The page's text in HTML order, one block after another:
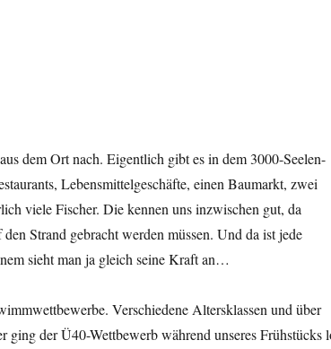
dem Ort nach. Eigentlich gibt es in dem 3000-Seelen-
Lebensmittelgeschäfte, einen Baumarkt, zwei
viele Fischer. Die kennen uns inzwischen gut, da
Strand gebracht werden müssen. Und da ist jede
sieht man ja gleich seine Kraft an…
Verschiedene Altersklassen und über
ging der Ü40-Wettbewerb während unseres Frühstücks